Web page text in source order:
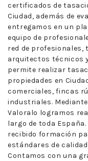
certificados de
Ciudad, además de
entregamos en un
equipo de
red de
arquitectos técnicos
permite realizar
propiedades en
comerciales, fincas
industriales.
Valoralo logramos
largo de toda
recibido formación
estándares de
Contamos con una